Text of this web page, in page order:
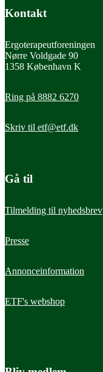
Kontakt
Ergoterapeutforeningen
Nørre Voldgade 90
1358 København K
Ring på 8882 6270
Skriv til etf@etf.dk
Gå til
Tilmelding til nyhedsbrev
Presse
Annonceinformation
ETF's webshop